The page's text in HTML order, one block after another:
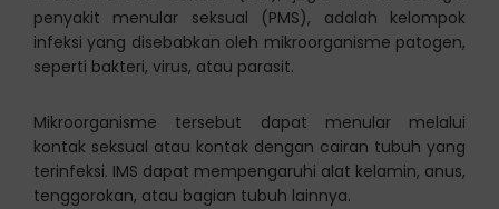
penyakit menular seksual (PMS), adalah kelompok
infeksi yang disebabkan oleh mikroorganisme patogen,
seperti bakteri, virus, atau parasit.
Mikroorganisme tersebut dapat menular melalui
kontak seksual atau kontak dengan cairan tubuh yang
terinfeksi. IMS dapat mempengaruhi alat kelamin, anus,
tenggorokan, atau bagian tubuh lainnya.